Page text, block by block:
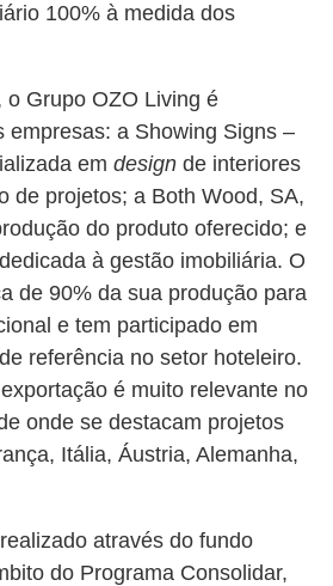
100% à medida dos
o Grupo OZO Living é
empresas: a Showing Signs –
em design de interiores
de projetos; a Both Wood, SA,
do produto oferecido; e
à gestão imobiliária. O
de 90% da sua produção para
e tem participado em
referência no setor hoteleiro.
é muito relevante no
onde se destacam projetos
Itália, Áustria, Alemanha,
através do fundo
do Programa Consolidar,